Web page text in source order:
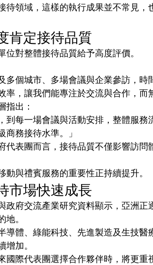
待領域，這樣的執行成果並不常見
肯定接待品質
位對整體接待品質給予高度評價。
多個城市、多場會議與企業參訪，
率，讓我們能專注於交流與合作，而
指出：
到每一場會議與活動安排，整體服
商務接待水準。」
代表團而言，接待品質不僅影響訪
動與禮賓服務的重要性正持續提升。
市場快速成長
政府交流產業研究資料顯示，亞洲
。
導體、綠能科技、先進製造及生技
加。
國際代表團選擇合作夥伴時，將更重